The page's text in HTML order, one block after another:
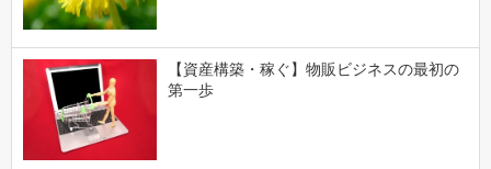
【資産構築・稼ぐ】物販ビジネスの最初の
第一歩